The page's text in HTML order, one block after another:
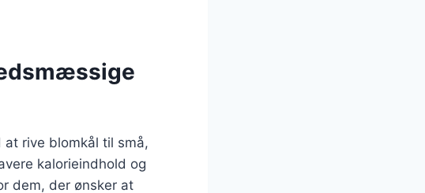
rive blomkål til små,
kalorieindhold og
dem, der ønsker at